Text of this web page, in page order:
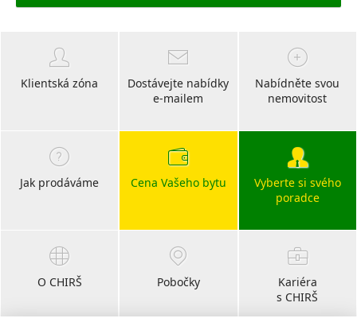
Klientská zóna
Dostávejte nabídky
e-mailem
Nabídněte svou
nemovitost
Jak prodáváme Cena Vašeho bytu
Vyberte si svého
poradce
O CHIRŠ Pobočky
Kariéra
s CHIRŠ